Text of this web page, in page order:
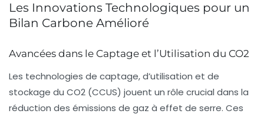
Les Innovations Technologiques pour un
Bilan Carbone Amélioré
Avancées dans le Captage et l’Utilisation du CO2
Les technologies de captage, d’utilisation et de
stockage du CO2 (CCUS) jouent un rôle crucial dans la
réduction des émissions de gaz à effet de serre. Ces